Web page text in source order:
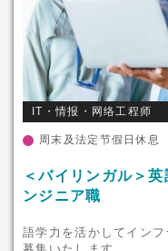
IT・情报・网络工程师
周末及法定节假日休息
＜バイリンガル＞
ンジニア職
語学力を活かしてイン